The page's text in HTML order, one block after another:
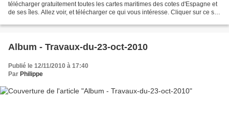
télécharger gratuitement toutes les cartes maritimes des cotes d'Espagne et
de ses îles. Allez voir, et télécharger ce qui vous intéresse. Cliquer sur ce site
Album - Travaux-du-23-oct-2010
Publié le 12/11/2010 à 17:40
Par Philippe